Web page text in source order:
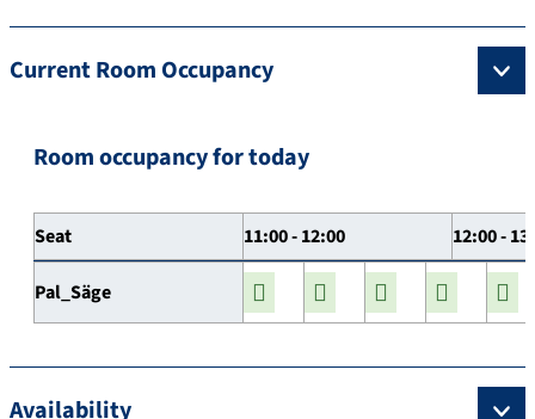
Current Room Occupancy
Room occupancy for today
Seat 11:00 - 12:00 12:00 -
Pal_Säge
Availability